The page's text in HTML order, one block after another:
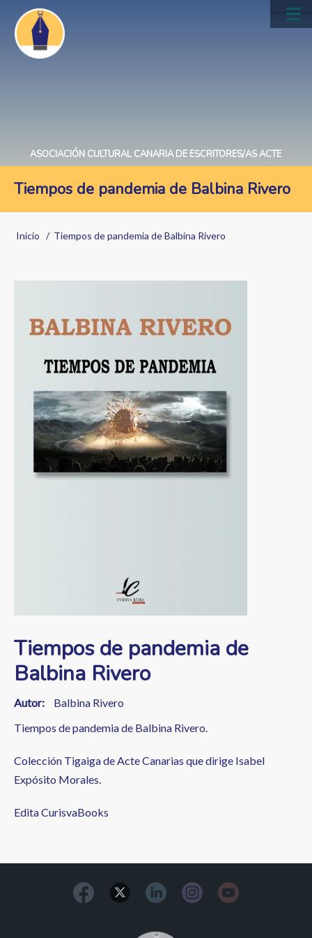
Pasar
contenido
principal
ASOCIACIÓN CULTURAL CANARIA DE ESCRITORES/AS ACTE
Tiempos de pandemia de Balbina Rivero
Sobrescribir
de
a
la
navegación
Inicio Tiempos de pandemia de Balbina Rivero
Tiempos de pandemia de
Balbina Rivero
Autor
Balbina Rivero
Tiempos de pandemia de Balbina Rivero.
Colección Tigaiga de Acte Canarias que dirige Isabel
Expósito Morales.
Edita CurisvaBooks